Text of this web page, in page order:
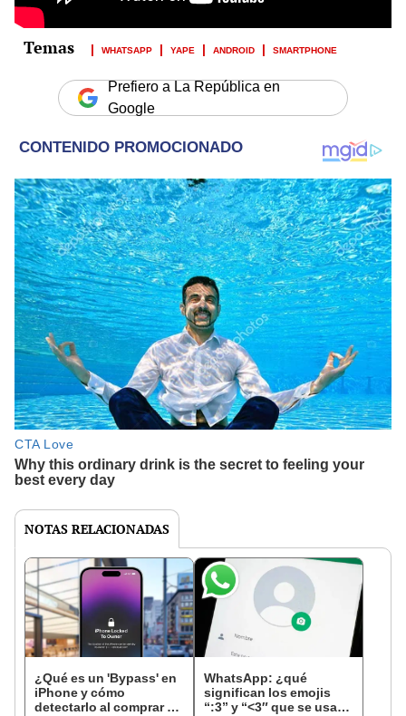
WHATSAPP YAPE ANDROID SMARTPHONE
Prefiero a La República en
Google
NOTAS RELACIONADAS
¿Qué es un 'Bypass' en
iPhone y cómo
detectarlo al comprar un
WhatsApp: ¿qué
significan los emojis
“:3” y “<3″ que se usan